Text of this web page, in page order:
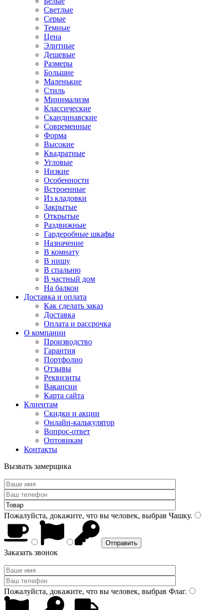
Светлые
Серые
Темные
Цена
Элитные
Дешевые
Размеры
Большие
Маленькие
Стиль
Минимализм
Классические
Скандинавские
Современные
Форма
Высокие
Квадратные
Угловые
Низкие
Особенности
Встроенные
Из кладовки
Закрытые
Открытые
Раздвижные
Гардеробные шкафы
Назначение
В комнату
В нишу
В спальню
В частный дом
На балкон
Доставка и оплата
Как сделать заказ
Доставка
Оплата и рассрочка
О компании
Производство
Гарантия
Портфолио
Отзывы
Реквизиты
Вакансии
Карта сайта
Клиентам
Скидки и акции
Онлайн-калькулятор
Вопрос-ответ
Оптовикам
Контакты
Вызвать замерщика
Пожалуйста, докажите, что вы человек, выбрав Чашку.
Заказать звонок
Пожалуйста, докажите, что вы человек, выбрав Флаг.